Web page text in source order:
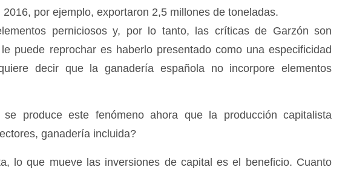
por ejemplo, exportaron 2,5 millones de toneladas.
perniciosos y, por lo tanto, las críticas de Garzón son
puede reprochar es haberlo presentado como una especificidad
decir que la ganadería española no incorpore elementos
produce este fenómeno ahora que la producción capitalista
ganadería incluida?
lo que mueve las inversiones de capital es el beneficio. Cuanto